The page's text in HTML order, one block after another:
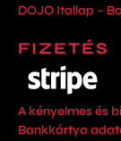
DOJO Itallap –
FIZETÉS
A kényelmes és
Bankkártya